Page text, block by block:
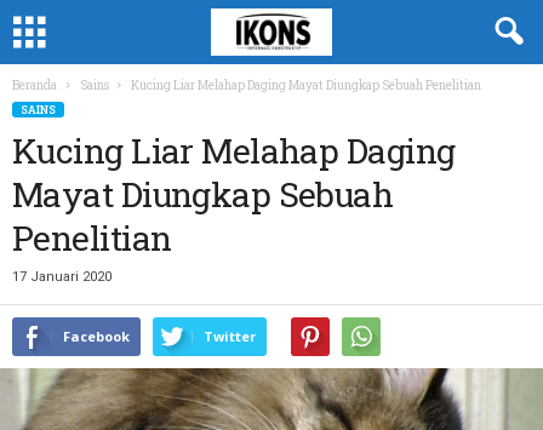
Beranda Sains Kucing Liar Melahap Daging Mayat Diungkap Sebuah Penelitian
SAINS
Kucing Liar Melahap Daging
Mayat Diungkap Sebuah
Penelitian
17 Januari 2020
Facebook Twitter